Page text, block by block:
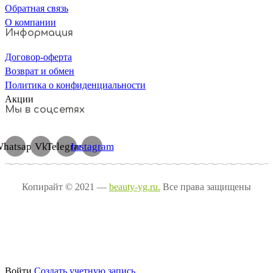
Обратная связь
О компании
Информация
Договор-оферта
Возврат и обмен
Политика о конфиденциальности
Акции
Мы в соцсетях
VkTelegramInstagram
Копирайт © 2021 — beauty-yg.ru. Все права защищены
Войти Cоздать учетную запись